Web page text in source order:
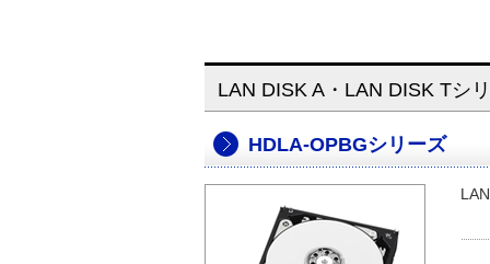
LAN DISK A・LAN DISK Tシ
HDLA-OPBGシリーズ